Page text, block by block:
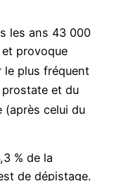
les ans 43 000
provoque
le plus fréquent
prostate et du
(après celui du
% de la
de dépistage.